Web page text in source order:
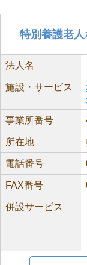
特別養護老
法人名
施設・サービス
事業所番号
所在地
電話番号
FAX番号
併設サービス